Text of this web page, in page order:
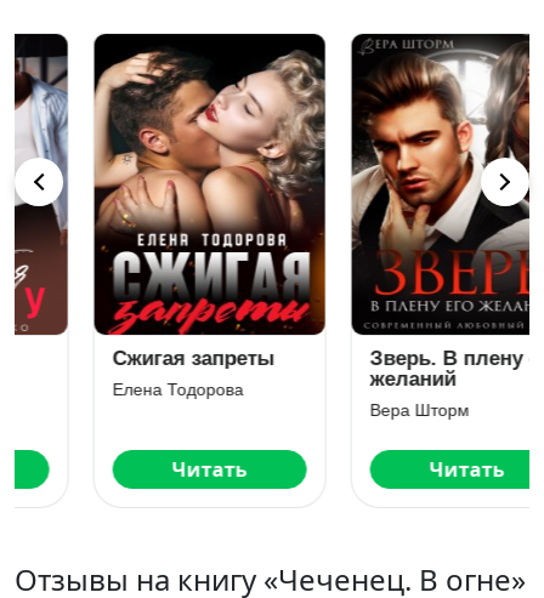
Зверь. В плену его
желаний
Читать
Хочу с тобой
Ольга Вечная
Читать
Отзывы на книгу «Чеченец. В огне»